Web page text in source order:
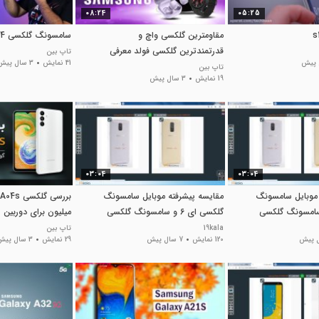
05:25
08:24
مقاومترین گلکسی واچ و
قدرتمندترین گلکسی فولد معرفی
شدند
تاپ بین
19 نمایش
3 سال پیش
سامسونگ گلکسی S24 اینه؟
تاپ بین
41 نمایش
3 سال پیش
03:04
موبایل سامسونگ
ای 6 و سامسونگ گلکسی
03:04
مقایسه پیشرفته موبایل سامسونگ
گلکسی ای 6 و سامسونگ گلکسی
ای 6 پلاس
19kala
120 نمایش
7 سال پیش
میلیون برای دوربین 50 مگاپیکسلی!
تاپ بین
29 نمایش
3 سال پیش